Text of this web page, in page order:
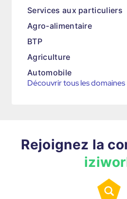
Services aux particuliers
Agro-alimentaire
BTP
Agriculture
Automobile
Découvrir tous les domaines
Rejoignez la